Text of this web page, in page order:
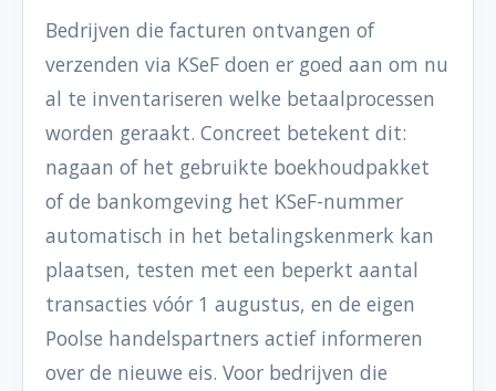
Bedrijven die facturen ontvangen of
verzenden via KSeF doen er goed aan om nu
al te inventariseren welke betaalprocessen
worden geraakt. Concreet betekent dit:
nagaan of het gebruikte boekhoudpakket
of de bankomgeving het KSeF-nummer
automatisch in het betalingskenmerk kan
plaatsen, testen met een beperkt aantal
transacties vóór 1 augustus, en de eigen
Poolse handelspartners actief informeren
over de nieuwe eis. Voor bedrijven die